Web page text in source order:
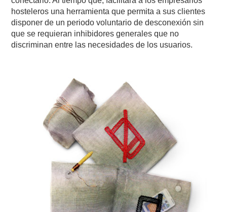
hosteleros una herramienta que permita a sus clientes
disponer de un periodo voluntario de desconexión sin
que se requieran inhibidores generales que no
discriminan entre las necesidades de los usuarios.